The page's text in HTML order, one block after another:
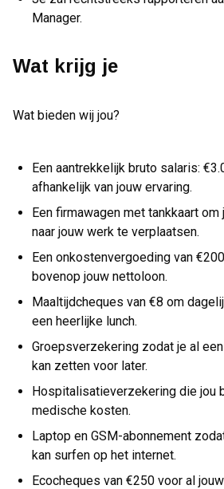
Manager.
Wat krijg je
Wat bieden wij jou?
Een aantrekkelijk bruto salaris:
afhankelijk van jouw ervaring.
Een firmawagen met tankkaart
naar jouw werk te verplaatsen.
Een onkostenvergoeding van
bovenop jouw nettoloon.
Maaltijdcheques van €8 om
een heerlijke lunch.
Groepsverzekering zodat je al
kan zetten voor later.
Hospitalisatieverzekering die jou
medische kosten.
Laptop en GSM-abonnement
kan surfen op het internet.
Ecocheques van €250 voor al